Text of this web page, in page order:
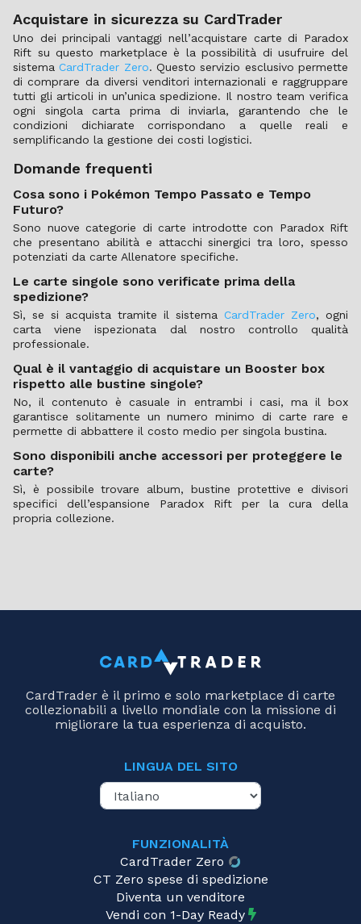
Acquistare in sicurezza su CardTrader
Uno dei principali vantaggi nell’acquistare carte di Paradox
Rift su questo marketplace è la possibilità di usufruire del
sistemaCardTrader Zero. Questo servizio esclusivo permette
di comprare da diversi venditori internazionali e raggruppare
tutti gli articoli in un’unica spedizione. Il nostro team verifica
ogni singola carta prima di inviarla, garantendo che le
condizioni dichiarate corrispondano a quelle reali e
semplificando la gestione dei costi logistici.
Domande frequenti
Cosa sono i Pokémon Tempo Passato e Tempo
Futuro?
Sono nuove categorie di carte introdotte con Paradox Rift
che presentano abilità e attacchi sinergici tra loro, spesso
potenziati da carte Allenatore specifiche.
Le carte singole sono verificate prima della
spedizione?
Sì, se si acquista tramite il sistema CardTrader Zero, ogni
carta viene ispezionata dal nostro controllo qualità
professionale.
Qual è il vantaggio di acquistare un Booster box
rispetto alle bustine singole?
No, il contenuto è casuale in entrambi i casi, ma il box
garantisce solitamente un numero minimo di carte rare e
permette di abbattere il costo medio per singola bustina.
Sono disponibili anche accessori per proteggere le
carte?
Sì, è possibile trovare album, bustine protettive e divisori
specifici dell’espansione Paradox Rift per la cura della
propria collezione.
CardTrader è il primo e solo marketplace di carte
collezionabili a livello mondiale con la missione di
migliorare la tua esperienza di acquisto.
LINGUA DEL SITO
FUNZIONALITÀ
CardTrader Zero
CT Zero spese di spedizione
Diventa un venditore
Vendi con 1-Day Ready